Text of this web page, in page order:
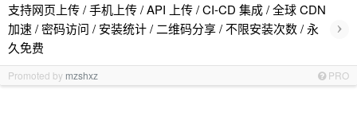
支持网页上传 / 手机上传 / API 上传 / CI-CD 集成 / 全球 CDN
加速 / 密码访问 / 安装统计 / 二维码分享 / 不限安装次数 / 永
久免费
›
Promoted by mzshxz PRO